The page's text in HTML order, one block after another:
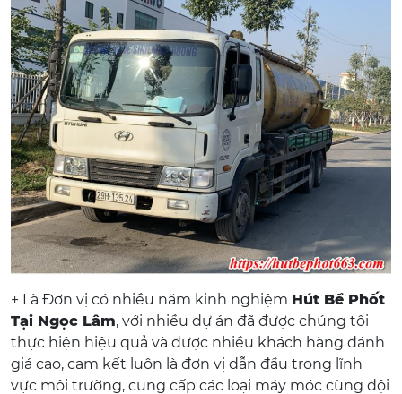
+ Là Đơn vị có nhiều năm kinh nghiệm Hút Bể Phốt
Tại Ngọc Lâm, với nhiều dự án đã được chúng tôi
thực hiện hiệu quả và được nhiều khách hàng đánh
giá cao, cam kết luôn là đơn vị dẫn đầu trong lĩnh
vực môi trường, cung cấp các loại máy móc cùng đội